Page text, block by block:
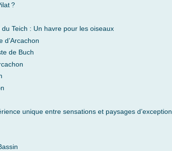
?
Teich : Un havre pour les oiseaux
d’Arcachon
de Buch
unique entre sensations et paysages d’exception